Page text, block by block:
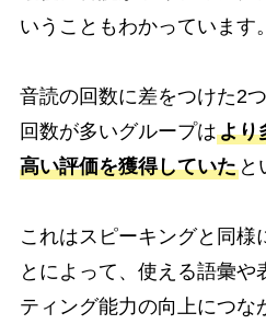
いうこともわかっています。
音読の回数に差をつけた2
回数が多いグループはより
高い評価を獲得していたと
これはスピーキングと同様
とによって、使える語彙や
ティング能力の向上につな